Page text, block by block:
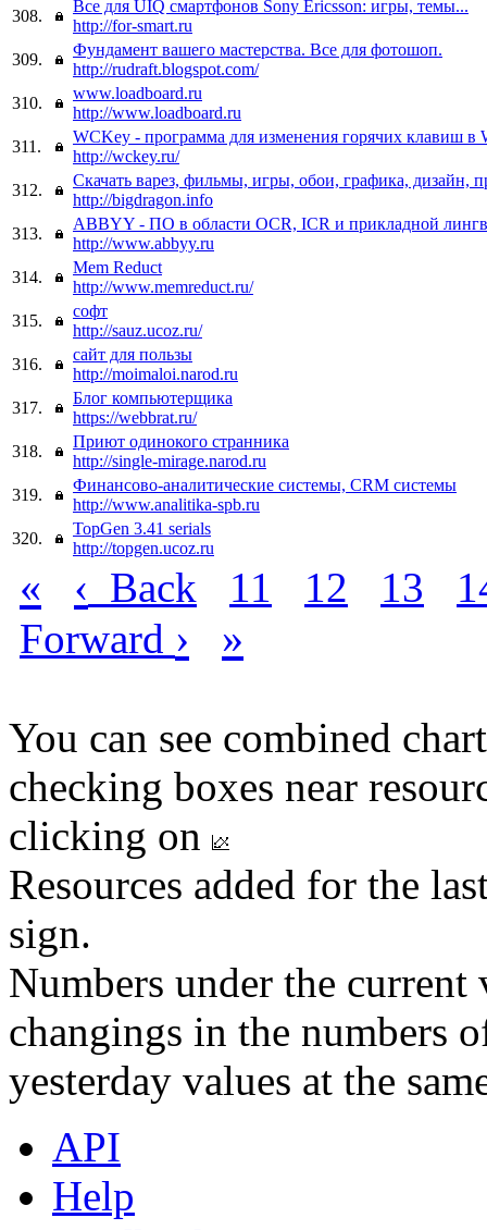
308.
Все для UIQ смартфонов Sony Ericsson: игры, темы...
http://for-smart.ru
309.
Фундамент вашего мастерства. Все для фотошоп.
http://rudraft.blogspot.com/
310.
www.loadboard.ru
http://www.loadboard.ru
311.
WCKey - программа для изменения горячих клавиш в
http://wckey.ru/
312.
Скачать варез, фильмы, игры, обои, графика, дизайн,
http://bigdragon.info
313.
ABBYY - ПО в области OCR, ICR и прикладной
http://www.abbyy.ru
314.
Mem Reduct
http://www.memreduct.ru/
315.
софт
http://sauz.ucoz.ru/
316.
сайт для пользы
http://moimaloi.narod.ru
317.
Блог компьютерщика
https://webbrat.ru/
318.
Приют одинокого странника
http://single-mirage.narod.ru
319.
Финансово-аналитические системы, CRM системы
http://www.analitika-spb.ru
320.
TopGen 3.41 serials
http://topgen.ucoz.ru
« ‹ Back 11 12 13
Forward › »
You can see combined
checking boxes near
clicking on
Resources added for the
sign.
Numbers under the
changings in the numbers
yesterday values at the
API
Help